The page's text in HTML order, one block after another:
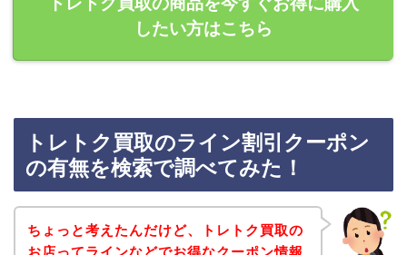
したい方はこちら
トレトク買取のライン割引クーポン
の有無を検索で調べてみた！
ちょっと考えたんだけど、トレトク買取の
お店ってラインなどでお得なクーポン情報